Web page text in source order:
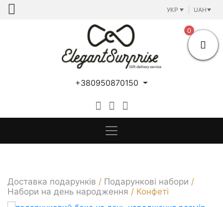
Skip
УКР UAH
+380950870150
Доставка подарунків / Подарункові набори /
Набори на день народження / Конфеті
0